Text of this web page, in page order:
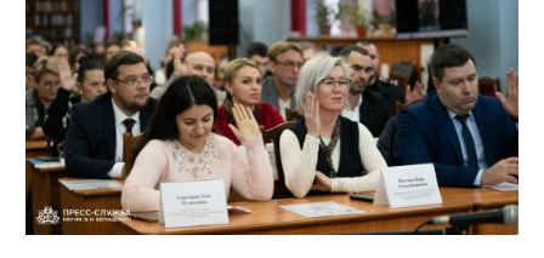
обучающихся
Республики
Крым